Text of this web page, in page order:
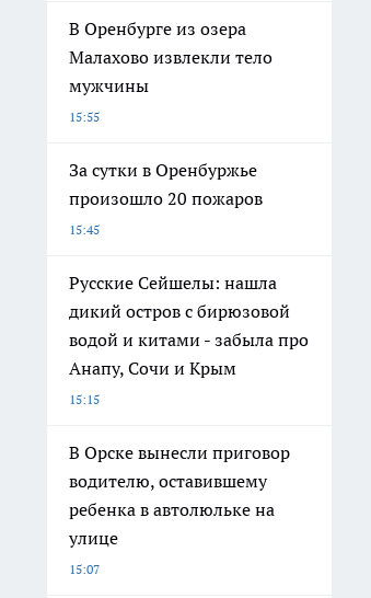
В Оренбурге из озера
Малахово извлекли тело
мужчины
15:55
За сутки в Оренбуржье
произошло 20 пожаров
15:45
Русские Сейшелы: нашла
дикий остров с бирюзовой
водой и китами - забыла про
Анапу, Сочи и Крым
15:15
В Орске вынесли приговор
водителю, оставившему
ребенка в автолюльке на
улице
15:07